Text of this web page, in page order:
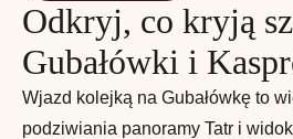
Odkryj, co kryją
Gubałówki i
Wjazd kolejką na Gubałówkę to
podziwiania panoramy Tatr i